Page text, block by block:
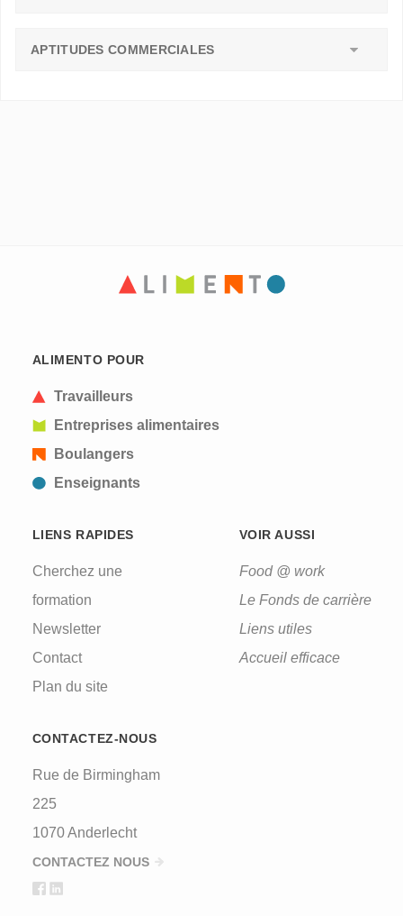
APTITUDES COMMERCIALES
ALIMENTO POUR
Travailleurs
Entreprises alimentaires
Boulangers
Enseignants
LIENS RAPIDES
Cherchez une
formation
Newsletter
Contact
Plan du site
VOIR AUSSI
Food @ work
Le Fonds de carrière
Liens utiles
Accueil efficace
CONTACTEZ-NOUS
Rue de Birmingham
225
1070 Anderlecht
CONTACTEZ NOUS